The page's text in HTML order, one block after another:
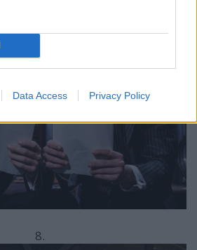
Data Access Privacy Policy
8.